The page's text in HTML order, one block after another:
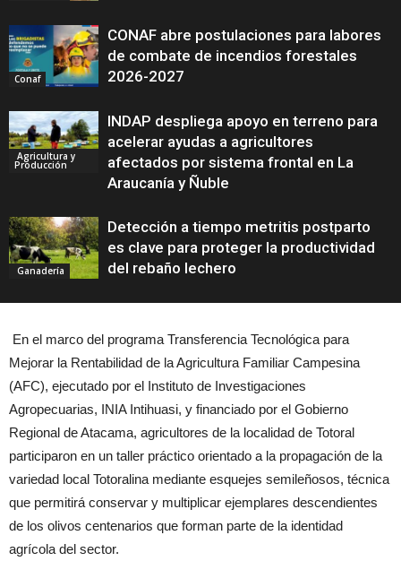
Conaf
CONAF abre postulaciones para labores
de combate de incendios forestales
2026-2027
Agricultura y
Producción
INDAP despliega apoyo en terreno para
acelerar ayudas a agricultores
afectados por sistema frontal en La
Araucanía y Ñuble
Ganadería
Detección a tiempo metritis postparto
es clave para proteger la productividad
del rebaño lechero
En el marco del programa Transferencia Tecnológica para
Mejorar la Rentabilidad de la Agricultura Familiar Campesina
(AFC), ejecutado por el Instituto de Investigaciones
Agropecuarias, INIA Intihuasi, y financiado por el Gobierno
Regional de Atacama, agricultores de la localidad de Totoral
participaron en un taller práctico orientado a la propagación de la
variedad local Totoralina mediante esquejes semileñosos, técnica
que permitirá conservar y multiplicar ejemplares descendientes
de los olivos centenarios que forman parte de la identidad
agrícola del sector.